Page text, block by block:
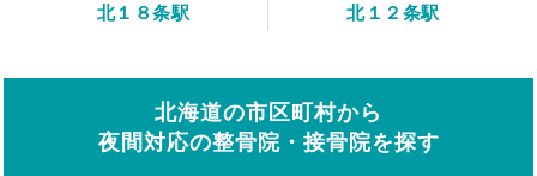
北１８条駅
北１２条駅
北海道の市区町村から
夜間対応の整骨院・接骨院を探す